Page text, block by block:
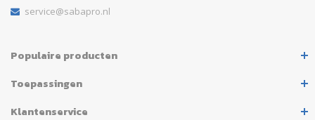
service@sabapro.nl
Populaire producten
Toepassingen
Klantenservice